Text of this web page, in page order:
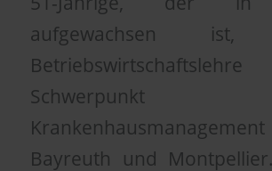
aufgewachsen ist,
Schwerpunkt
Bayreuth und